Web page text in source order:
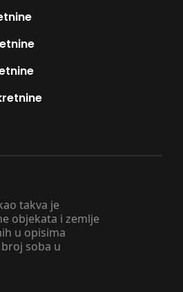
takva je
objekata i zemlje
u opisima
soba u